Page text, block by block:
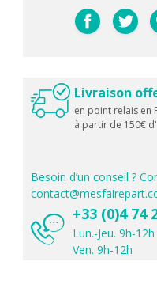
Livraison
en point relais en
à partir de 150€
Besoin d’un conseil ?
+33 (0)4 74
Lun.-Jeu. 9h-
Ven. 9h-12h